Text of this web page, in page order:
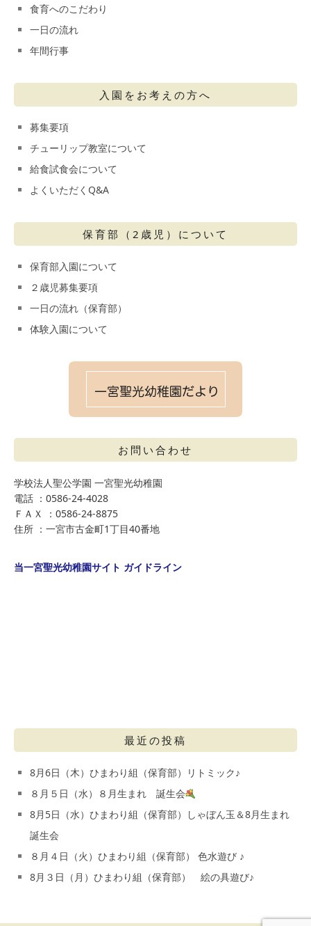
食育へのこだわり
一日の流れ
年間行事
入園をお考えの方へ
募集要項
チューリップ教室について
給食試食会について
よくいただくQ&A
保育部（2歳児）について
保育部入園について
２歳児募集要項
一日の流れ（保育部）
体験入園について
お問い合わせ
学校法人聖公学園 一宮聖光幼稚園
電話 ：0586-24-4028
ＦＡＸ ：0586-24-8875
住所 ：一宮市古金町1丁目40番地
当一宮聖光幼稚園サイト ガイドライン
最近の投稿
8月6日（木）ひまわり組（保育部）リトミック♪
８月５日（水）８月生まれ 誕生会
8月5日（水）ひまわり組（保育部）しゃぼん玉＆8月生まれ
誕生会
８月４日（火）ひまわり組（保育部） 色水遊び ♪
8月３日（月）ひまわり組（保育部） 絵の具遊び♪